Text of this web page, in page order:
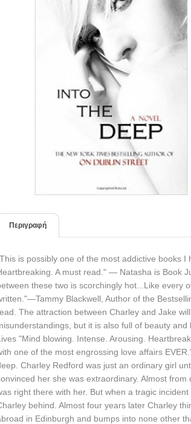
Περιγραφή
is possibly one of the most addictive books
A must read." — Natasha is Book
these two is scorchingly hot...Like every
Blackwell, Author of the
The attraction between Charley and Jake
but it is also full of beauty
"Mind blowing. Intense. Arousing.
one of the most engrossing love affairs
Charley Redford was just an ordinary girl
her she was extraordinary. Almost
right there with her. But when a tragic
behind. Almost four years later Charley
in Edinburgh and bumps into none other